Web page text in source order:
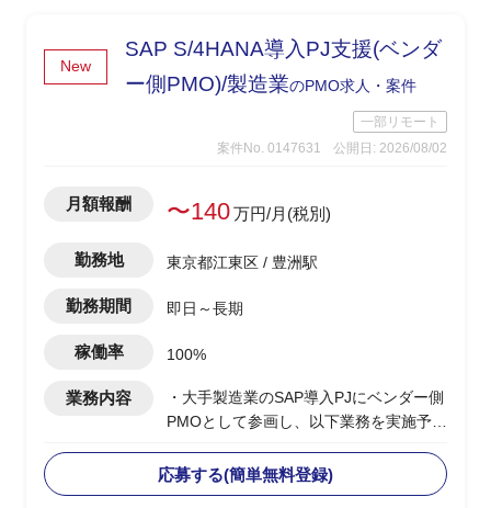
New
SAP S/4HANA導入PJ支援(ベンダ
ー側PMO)/製造業のPMO求人・案件
一部リモート
案件No. 0147631
公開日: 2026/08/02
月額報酬 〜140万円/月(税別)
勤務地 東京都江東区 / 豊洲駅
勤務期間 即日～長期
稼働率 100%
業務内容
・大手製造業のSAP導入PJにベンダー側
PMOとして参画し、以下業務を実施予定
-進捗/品質/課題管理
-リカバリー時の要因分析/リカバリープ
応募する(簡単無料登録)